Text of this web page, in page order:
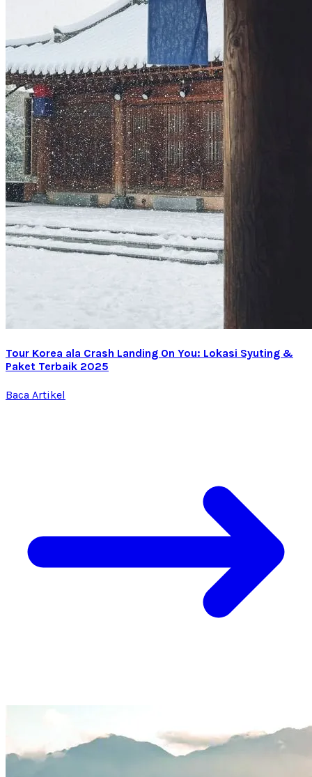
Tour Korea ala Crash Landing On You: Lokasi Syuting &
Paket Terbaik 2025
Baca Artikel